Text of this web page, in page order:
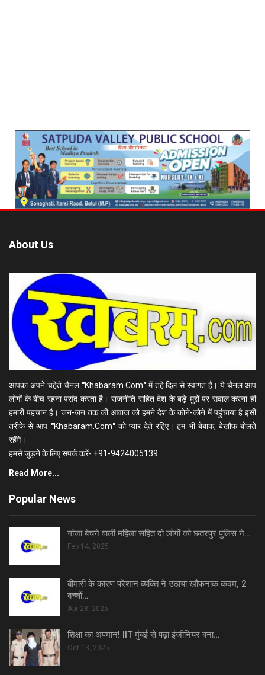
About Us
आपका अपने चहेते चैनल "Khabaram.Com"में तहे दिल से स्वागत है। ये चैनल आप
लोगों के बीच रहना पसंद करता है। राजनीति सहित देश के बड़े मुद्दों पर सवाल करना ही
हमारी पहचान है। जन-जन तक की आवाज को हमने देश के कोने-कोने में पहुंचाया है इसी
तरीके से आप "Khabaram.Com"को प्यार देते रहिए। हम भी बेबाक, बेखौफ बोलते
रहेंगे।
हमसे जुड़ने के लिए संपर्क करें- +91-9424005139
Read More...
Popular News
गांजा बेचने वाली महिला सहित दो लोगों को छतरपुर पुलिस ने…
Feb 14, 2025
बीमारी के कारण परेशान व्यक्ति ने उठाया खौफनाक कदम, 2
बच्चों…
Apr 28, 2025
शिक्षा का अपमान! IIT मुंबई से पढ़ा इंजीनियर बना…
Oct 13, 2025